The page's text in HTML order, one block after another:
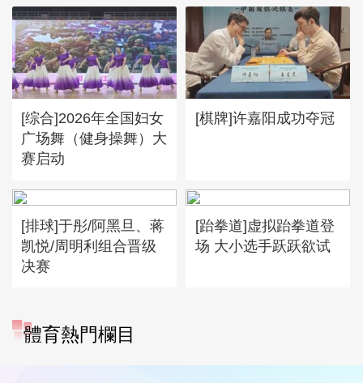
[综合]2026年全国妇女
广场舞（健身操舞）大
赛启动
[棋牌]许嘉阳成功夺冠
[排球]于彤/阿黑旦、蒋
凯悦/周明利组合晋级
决赛
[跆拳道]虚拟跆拳道登
场 大小选手跃跃欲试
體育熱門欄目